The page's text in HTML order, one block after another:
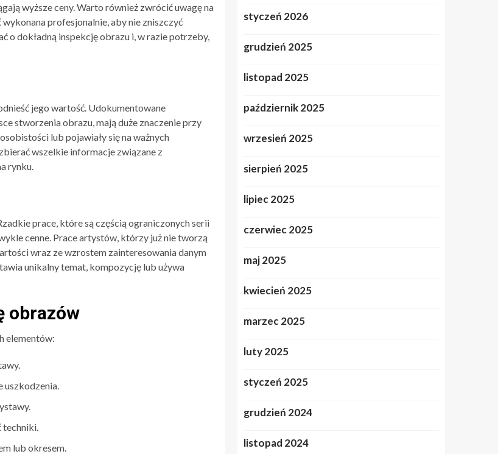
wyższe ceny. Warto również zwrócić uwagę na
profesjonalnie, aby nie zniszczyć
o dokładną inspekcję obrazu i, w razie potrzeby,
jego wartość. Udokumentowane
stworzenia obrazu, mają duże znaczenie przy
lub pojawiały się na ważnych
wszelkie informacje związane z
rynku.
prace, które są częścią ograniczonych serii
cenne. Prace artystów, którzy już nie tworzą
wraz ze wzrostem zainteresowania danym
unikalny temat, kompozycję lub używa
obrazów
elementów:
uszkodzenia.
lub okresem.
styczeń 2026
grudzień 2025
listopad 2025
październik 2025
wrzesień 2025
sierpień 2025
lipiec 2025
czerwiec 2025
maj 2025
kwiecień 2025
marzec 2025
luty 2025
styczeń 2025
grudzień 2024
listopad 2024